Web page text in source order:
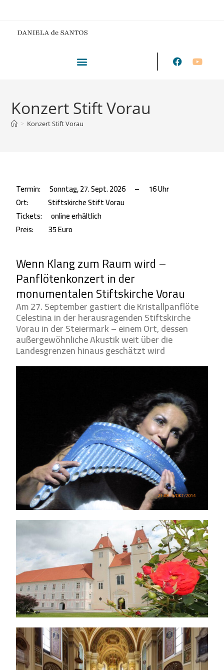
Konzert Stift Vorau
> Konzert Stift Vorau
Termin: Sonntag, 27. Sept. 2026 – 16 Uhr
Ort: Stiftskirche Stift Vorau
Tickets: online erhältlich
Preis: 35 Euro
Wenn Klang zum Raum wird –
Panflötenkonzert in der
monumentalen Stiftskirche Vorau
Am 27. September gastiert die Kristallpanflöte
Celestina in der herausragenden Stiftskirche
Vorau in der Steiermark – einem Ort, dessen
außergewöhnliche Akustik weit über die
Landesgrenzen hinaus geschätzt wird